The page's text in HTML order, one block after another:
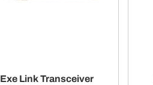
Exe Link Transceiver